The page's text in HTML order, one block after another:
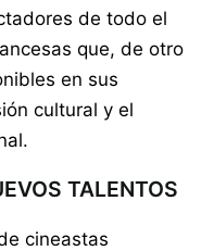
de todo el
que, de otro
en sus
cultural y el
TALENTOS
cineastas